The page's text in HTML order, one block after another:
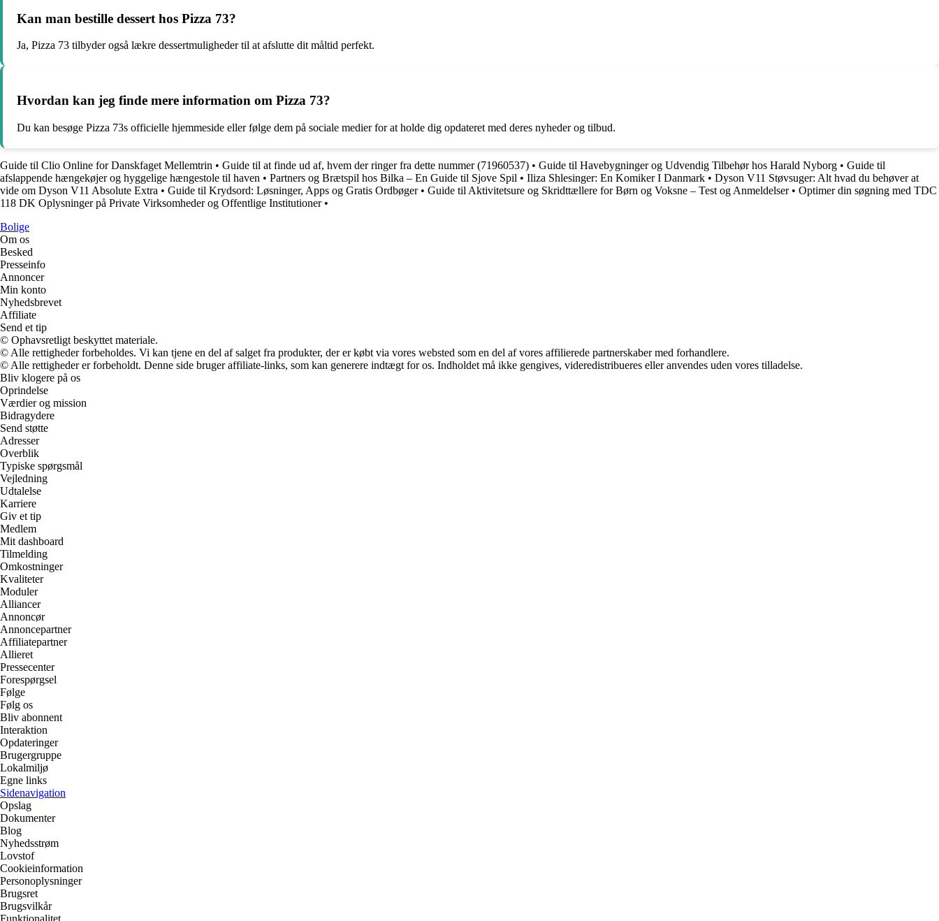
Kan man bestille dessert hos Pizza 73?
Ja, Pizza 73 tilbyder også lækre dessertmuligheder til at afslutte dit måltid perfekt.
Hvordan kan jeg finde mere information om Pizza 73?
Du kan besøge Pizza 73s officielle hjemmeside eller følge dem på sociale medier for at holde dig opdateret med deres nyheder og tilbud.
Guide til Clio Online for Danskfaget Mellemtrin • Guide til at finde ud af, hvem der ringer fra dette nummer (71960537) • Guide til Havebygninger og Udvendig Tilbehør hos Harald Nyborg • Guide til
afslappende hængekøjer og hyggelige hængestole til haven • Partners og Brætspil hos Bilka – En Guide til Sjove Spil • Iliza Shlesinger: En Komiker I Danmark • Dyson V11 Støvsuger: Alt hvad du behøver at
vide om Dyson V11 Absolute Extra • Guide til Krydsord: Løsninger, Apps og Gratis Ordbøger• Guide til Aktivitetsure og Skridttællere for Børn og Voksne – Test og Anmeldelser• Optimer din søgning med TDC
118 DK Oplysninger på Private Virksomheder og Offentlige Institutioner•
Bolige
Om os
Besked
Presseinfo
Annoncer
Min konto
Nyhedsbrevet
Affiliate
Send et tip
© Ophavsretligt beskyttet materiale.
© Alle rettigheder forbeholdes. Vi kan tjene en del af salget fra produkter, der er købt via vores websted som en del af vores affilierede partnerskaber med forhandlere.
© Alle rettigheder er forbeholdt. Denne side bruger affiliate-links, som kan generere indtægt for os. Indholdet må ikke gengives, videredistribueres eller anvendes uden vores tilladelse.
Bliv klogere på os
Oprindelse
Værdier og mission
Bidragydere
Send støtte
Adresser
Overblik
Typiske spørgsmål
Vejledning
Udtalelse
Karriere
Giv et tip
Medlem
Mit dashboard
Tilmelding
Omkostninger
Kvaliteter
Moduler
Alliancer
Annoncør
Annoncepartner
Affiliatepartner
Allieret
Pressecenter
Forespørgsel
Følge
Følg os
Bliv abonnent
Interaktion
Opdateringer
Brugergruppe
Lokalmiljø
Egne links
Sidenavigation
Opslag
Dokumenter
Blog
Nyhedsstrøm
Lovstof
Cookieinformation
Personoplysninger
Brugsret
Brugsvilkår
Funktionalitet